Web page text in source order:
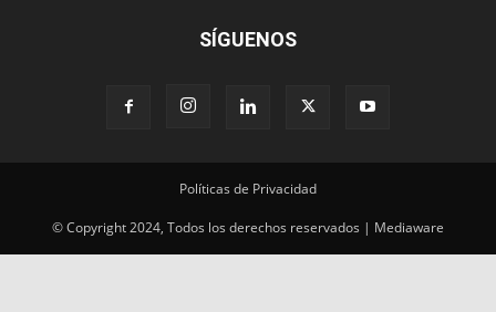
SÍGUENOS
Políticas de Privacidad
© Copyright 2024, Todos los derechos reservados | Mediaware